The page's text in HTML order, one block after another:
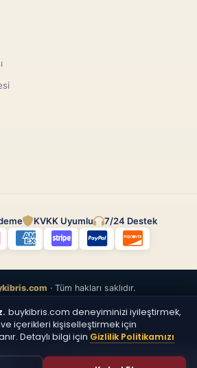
KVKK Uyumlu 7/24 Destek
· Tüm hakları saklıdır.
buykibris.com deneyiminizi iyileştirmek,
içerikleri kişiselleştirmek için
Detaylı bilgi için Gizlilik Politikamızı